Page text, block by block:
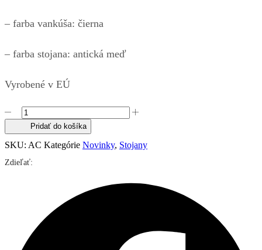
– farba vankúša: čierna
– farba stojana: antická meď
Vyrobené v EÚ
množstvo
Professional
Tattoo
Armrest
H2
Pridať do košíka
SKU: AC Kategórie Novinky, Stojany
Zdieľať: